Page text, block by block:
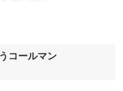
コールマン